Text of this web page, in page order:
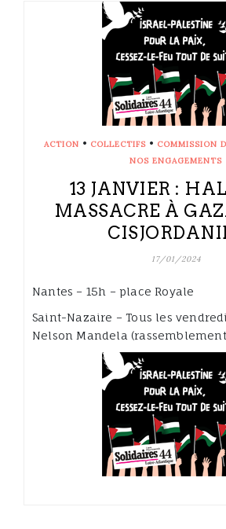
ACTION • COLLECTIFS • COMMISSION
NOS ENGAGEMENTS
13 JANVIER :
MASSACRE À
17/01/2024
Nantes – 15h – place Royale
Saint-Nazaire – Tous les
Nelson Mandela